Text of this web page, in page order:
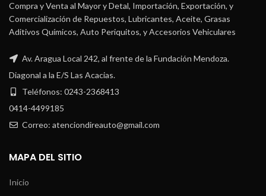
Compra y Venta al Mayor y Detal, Importación, Exportación, y
Comercialización de Repuestos, Lubricantes, Aceite, Grasas
Aditivos Químicos, Auto Periquitos, y Accesorios Vehiculares
Av. Aragua Local 242, al frente de la Fundación Mendoza.
Diagonal a la E/S Las Acacias.
Teléfonos: 0243-2368413
0414-4499185
Correo: atenciondireauto@gmail.com
MAPA DEL SITIO
Inicio